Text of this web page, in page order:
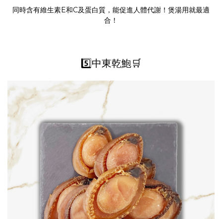
同時含有維生素E和C及蛋白質，能促進人體代謝！煲湯用就最適
合！
5️⃣中東乾鮑🛒